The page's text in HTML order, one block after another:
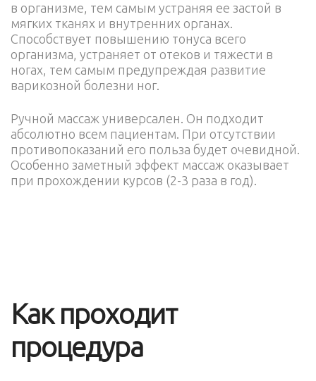
в организме, тем самым устраняя ее застой в
мягких тканях и внутренних органах.
Способствует повышению тонуса всего
организма, устраняет от отеков и тяжести в
ногах, тем самым предупреждая развитие
варикозной болезни ног.
Ручной массаж универсален. Он подходит
абсолютно всем пациентам. При отсутствии
противопоказаний его польза будет очевидной.
Особенно заметный эффект массаж оказывает
при прохождении курсов (2-3 раза в год).
Как проходит
процедура